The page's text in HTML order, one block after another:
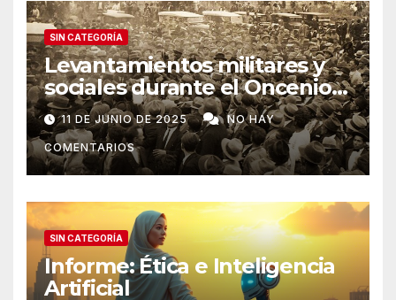
SIN CATEGORÍA
Levantamientos militares y
sociales durante el Oncenio
de Leguía
11 DE JUNIO DE 2025 NO HAY
COMENTARIOS
SIN CATEGORÍA
Informe: Ética e Inteligencia
Artificial